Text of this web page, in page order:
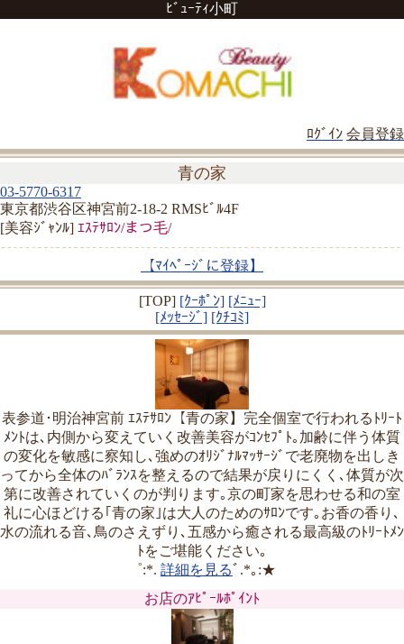
ﾋﾞｭｰﾃｨ小町
ﾛｸﾞｲﾝ 会員登録
青の家
03-5770-6317
東京都渋谷区神宮前2-18-2 RMSﾋﾞﾙ4F
[美容ｼﾞｬﾝﾙ] ｴｽﾃｻﾛﾝ/まつ毛/
【ﾏｲﾍﾟｰｼﾞに登録】
[TOP] [ｸｰﾎﾟﾝ] [ﾒﾆｭｰ]
[ﾒｯｾｰｼﾞ] [ｸﾁｺﾐ]
表参道･明治神宮前 ｴｽﾃｻﾛﾝ【青の家】完全個室で行われるﾄﾘｰﾄ
ﾒﾝﾄは､内側から変えていく改善美容がｺﾝｾﾌﾟﾄ｡加齢に伴う体質
の変化を敏感に察知し､強めのｵﾘｼﾞﾅﾙﾏｯｻｰｼﾞで老廃物を出しき
ってから全体のﾊﾞﾗﾝｽを整えるので結果が戻りにくく､体質が次
第に改善されていくのが判ります｡京の町家を思わせる和の室
礼に心ほどける｢青の家｣は大人のためのｻﾛﾝです｡お香の香り､
水の流れる音､鳥のさえずり､五感から癒される最高級のﾄﾘｰﾄﾒﾝ
ﾄをご堪能ください｡
゜:*. 詳細を見るﾞ.*｡:★
お店のｱﾋﾟｰﾙﾎﾟｲﾝﾄ